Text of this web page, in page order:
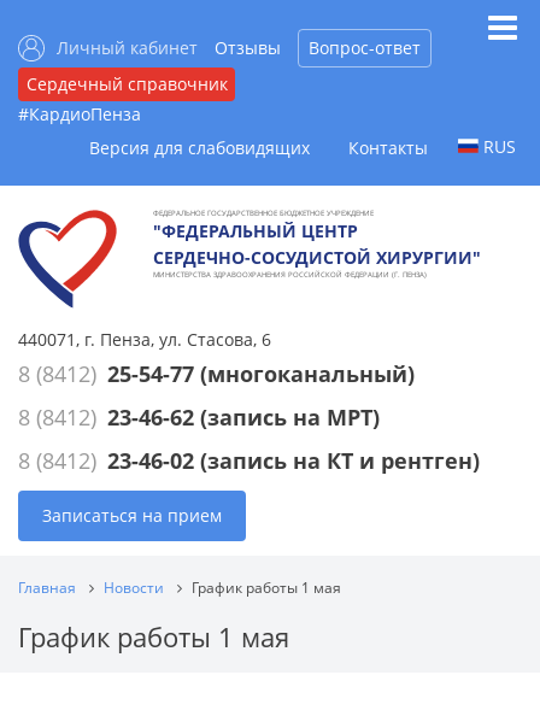
Личный кабинет Отзывы
Вопрос-ответ
Сердечный справочник
#КардиоПенза
Версия для слабовидящих
Контакты RUS
ФЕДЕРАЛЬНОЕ ГОСУДАРСТВЕННОЕ БЮДЖЕТНОЕ УЧРЕЖДЕНИЕ
"ФЕДЕРАЛЬНЫЙ ЦЕНТР
СЕРДЕЧНО-СОСУДИСТОЙ ХИРУРГИИ"
МИНИСТЕРСТВА ЗДРАВООХРАНЕНИЯ РОССИЙСКОЙ ФЕДЕРАЦИИ (Г. ПЕНЗА)
440071, г. Пенза, ул. Стасова, 6
8 (8412) 25-54-77 (многоканальный)
8 (8412) 23-46-62 (запись на МРТ)
8 (8412) 23-46-02 (запись на КТ и рентген)
Записаться на прием
Главная Новости График работы 1 мая
График работы 1 мая